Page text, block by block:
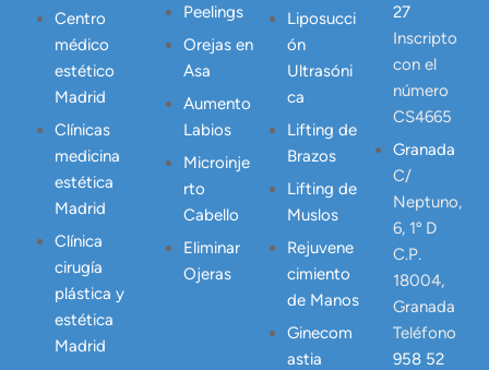
Centro
médico
estético
Madrid
Clínicas
medicina
estética
Madrid
Clínica
cirugía
plástica y
estética
Madrid
Peelings
Orejas en
Asa
Aumento
Labios
Microinje
rto
Cabello
Eliminar
Ojeras
Liposucci
ón
Ultrasóni
ca
Lifting de
Brazos
Lifting de
Muslos
Rejuvene
cimiento
de Manos
Ginecom
astia
27
Inscripto
con el
número
CS4665
Granada
C/
Neptuno,
6, 1º D
C.P.
18004,
Granada
Teléfono
958 52